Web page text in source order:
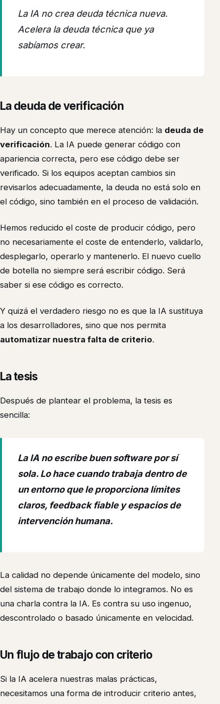
La IA no crea deuda técnica nueva.
Acelera la deuda técnica que ya
sabíamos crear.
La deuda de verificación
Hay un concepto que merece atención: la deuda de
verificación. La IA puede generar código con
apariencia correcta, pero ese código debe ser
verificado. Si los equipos aceptan cambios sin
revisarlos adecuadamente, la deuda no está solo en
el código, sino también en el proceso de validación.
Hemos reducido el coste de producir código, pero
no necesariamente el coste de entenderlo, validarlo,
desplegarlo, operarlo y mantenerlo. El nuevo cuello
de botella no siempre será escribir código. Será
saber si ese código es correcto.
Y quizá el verdadero riesgo no es que la IA sustituya
a los desarrolladores, sino que nos permita
automatizar nuestra falta de criterio.
La tesis
Después de plantear el problema, la tesis es
sencilla:
La IA no escribe buen software por sí
sola. Lo hace cuando trabaja dentro de
un entorno que le proporciona límites
claros, feedback fiable y espacios de
intervención humana.
La calidad no depende únicamente del modelo, sino
del sistema de trabajo donde lo integramos. No es
una charla contra la IA. Es contra su uso ingenuo,
descontrolado o basado únicamente en velocidad.
Un flujo de trabajo con criterio
Si la IA acelera nuestras malas prácticas,
necesitamos una forma de introducir criterio antes,